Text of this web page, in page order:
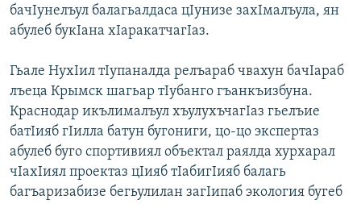
бачІунелъул балагьалдаса цІунизе захІмалъула, ян
абулеб букIана хIаракатчагIаз.
Гьале НухIил тIупаналда релъараб чвахун бачIараб
лъеца Крымск шагьар тIубанго гъанкъизбуна.
Краснодар икълималъул хъулухъчагIаз гьелъие
батIияб гIилла батун бугониги, цо-цо экспертаз
абулеб буго спортивиял объектал раялда хурхарал
чIахIиял проектаз цIияб тIабигIияб балагь
багъаризабизе бегьулилан загIипаб экология бугеб